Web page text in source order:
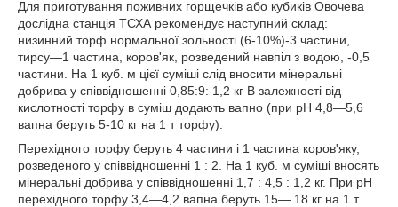
Для приготування поживних горщечків або кубиків Овочева
дослідна станція ТСХА рекомендує наступний склад:
низинний торф нормальної зольності (6-10%)-3 частини,
тирсу—1 частина, коров'як, розведений навпіл з водою, -0,5
частини. На 1 куб. м цієї суміші слід вносити мінеральні
добрива у співвідношенні 0,85:9: 1,2 кг В залежності від
кислотності торфу в суміш додають вапно (при pH 4,8—5,6
вапна беруть 5-10 кг на 1 т торфу).
Перехідного торфу беруть 4 частини і 1 частина коров'яку,
розведеного у співвідношенні 1 : 2. На 1 куб. м суміші вносять
мінеральні добрива у співвідношенні 1,7 : 4,5 : 1,2 кг. При pH
перехідного торфу 3,4—4,2 вапна беруть 15— 18 кг на 1 т